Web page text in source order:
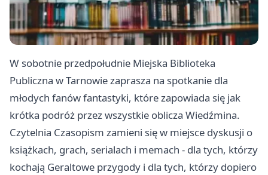
W sobotnie przedpołudnie Miejska Biblioteka
Publiczna w Tarnowie zaprasza na spotkanie dla
młodych fanów fantastyki, które zapowiada się jak
krótka podróż przez wszystkie oblicza Wiedźmina.
Czytelnia Czasopism zamieni się w miejsce dyskusji o
książkach, grach, serialach i memach - dla tych, którzy
kochają Geraltowe przygody i dla tych, którzy dopiero